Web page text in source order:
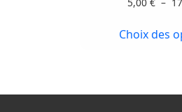
Choix des